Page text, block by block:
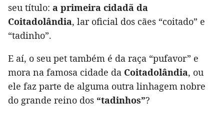
seu título: a primeira cidadã da
Coitadolândia, lar oficial dos cães “coitado” e
“tadinho”.
E aí, o seu pet também é da raça “pufavor” e
mora na famosa cidade da Coitadolândia, ou
ele faz parte de alguma outra linhagem nobre
do grande reino dos “tadinhos”?